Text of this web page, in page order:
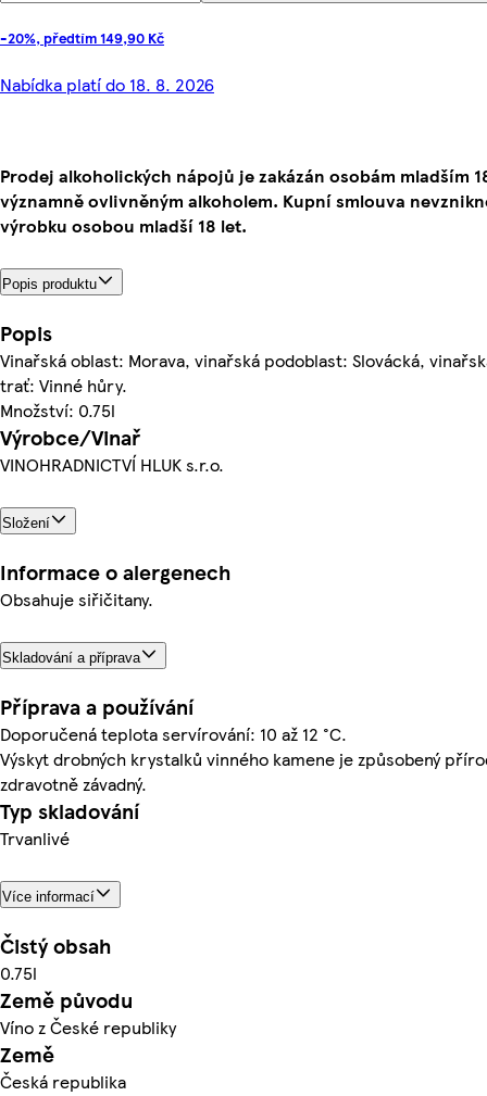
-20%, předtím 149,90 Kč
Nabídka platí do 18. 8. 2026
Prodej alkoholických nápojů je zakázán osobám mladším
významně ovlivněným alkoholem. Kupní smlouva
výrobku osobou mladší 18 let.
Popis produktu
Popis
Vinařská oblast: Morava, vinařská podoblast: Slovácká,
trať: Vinné hůry.
Množství: 0.75l
Výrobce/Vinař
VINOHRADNICTVÍ HLUK s.r.o.
Složení
Informace o alergenech
Obsahuje siřičitany.
Skladování a příprava
Příprava a používání
Doporučená teplota servírování: 10 až 12 °C.
Výskyt drobných krystalků vinného kamene je způsobený
zdravotně závadný.
Typ skladování
Trvanlivé
Více informací
Čistý obsah
0.75l
Země původu
Víno z České republiky
Země
Česká republika